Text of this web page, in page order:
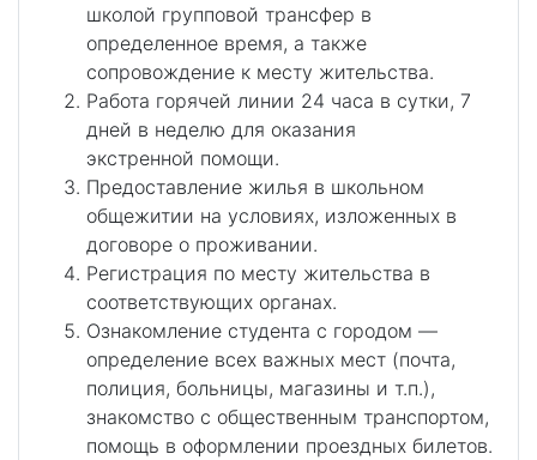
школой групповой трансфер в
определенное время, а также
сопровождение к месту жительства.
Работа горячей линии 24 часа в сутки, 7
дней в неделю для оказания
экстренной помощи.
Предоставление жилья в школьном
общежитии на условиях, изложенных в
договоре о проживании.
Регистрация по месту жительства в
соответствующих органах.
Ознакомление студента с городом —
определение всех важных мест (почта,
полиция, больницы, магазины и т.п.),
знакомство с общественным транспортом,
помощь в оформлении проездных билетов.